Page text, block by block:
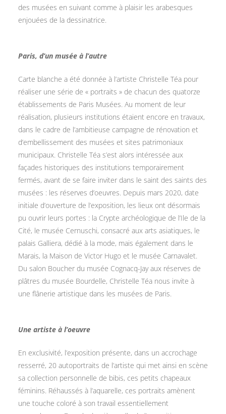
des musées en suivant comme à plaisir les arabesques
enjouées de la dessinatrice.
Paris, d’un musée à l’autre
Carte blanche a été donnée à l’artiste Christelle Téa pour
réaliser une série de « portraits » de chacun des quatorze
établissements de Paris Musées. Au moment de leur
réalisation, plusieurs institutions étaient encore en travaux,
dans le cadre de l’ambitieuse campagne de rénovation et
d’embellissement des musées et sites patrimoniaux
municipaux. Christelle Téa s’est alors intéressée aux
façades historiques des institutions temporairement
fermés, avant de se faire inviter dans le saint des saints des
musées : les réserves d’oeuvres. Depuis mars 2020, date
initiale d’ouverture de l’exposition, les lieux ont désormais
pu ouvrir leurs portes : la Crypte archéologique de l’Ile de la
Cité, le musée Cernuschi, consacré aux arts asiatiques, le
palais Galliera, dédié à la mode, mais également dans le
Marais, la Maison de Victor Hugo et le musée Carnavalet.
Du salon Boucher du musée Cognacq-Jay aux réserves de
plâtres du musée Bourdelle, Christelle Téa nous invite à
une flânerie artistique dans les musées de Paris.
Une artiste à l’oeuvre
En exclusivité, l’exposition présente, dans un accrochage
resserré, 20 autoportraits de l’artiste qui met ainsi en scène
sa collection personnelle de bibis, ces petits chapeaux
féminins. Réhaussés à l’aquarelle, ces portraits amènent
une touche coloré à son travail essentiellement